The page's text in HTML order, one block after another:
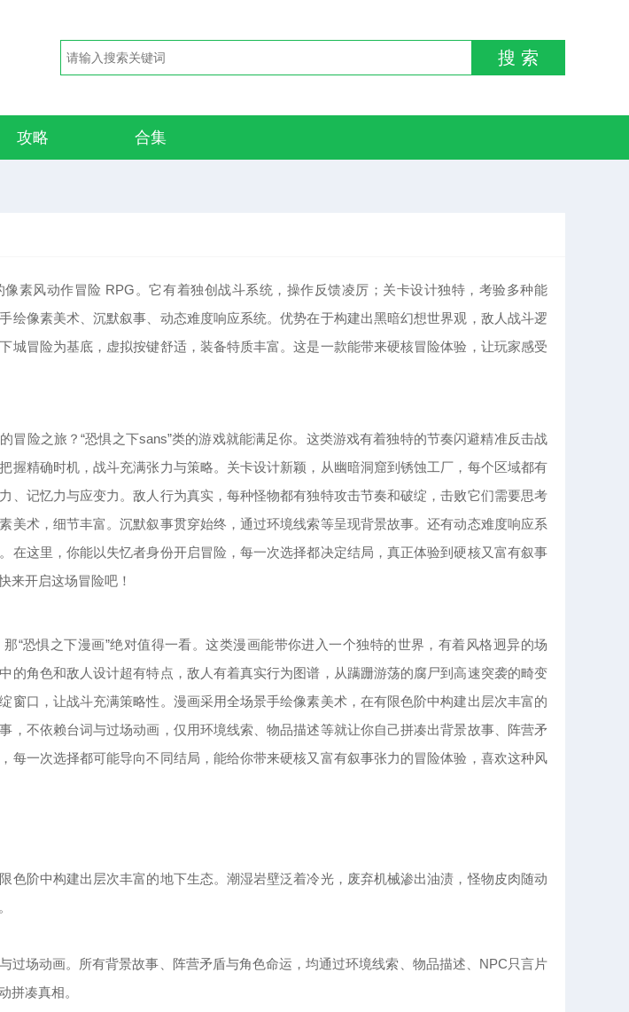
搜 索
攻略 合集
素风动作冒险 RPG。它有着独创战斗系统，操作反馈凌厉；关卡设计独特，考验多种能
绘像素美术、沉默叙事、动态难度响应系统。优势在于构建出黑暗幻想世界观，敌人战斗逻
城冒险为基底，虚拟按键舒适，装备特质丰富。这是一款能带来硬核冒险体验，让玩家感受
冒险之旅？“恐惧之下sans”类的游戏就能满足你。这类游戏有着独特的节奏闪避精准反击战
握精确时机，战斗充满张力与策略。关卡设计新颖，从幽暗洞窟到锈蚀工厂，每个区域都有
、记忆力与应变力。敌人行为真实，每种怪物都有独特攻击节奏和破绽，击败它们需要思考
美术，细节丰富。沉默叙事贯穿始终，通过环境线索等呈现背景故事。还有动态难度响应系
在这里，你能以失忆者身份开启冒险，每一次选择都决定结局，真正体验到硬核又富有叙事
来开启这场冒险吧！
“恐惧之下漫画”绝对值得一看。这类漫画能带你进入一个独特的世界，有着风格迥异的场
的角色和敌人设计超有特点，敌人有着真实行为图谱，从蹒跚游荡的腐尸到高速突袭的畸变
窗口，让战斗充满策略性。漫画采用全场景手绘像素美术，在有限色阶中构建出层次丰富的
，不依赖台词与过场动画，仅用环境线索、物品描述等就让你自己拼凑出背景故事、阵营矛
每一次选择都可能导向不同结局，能给你带来硬核又富有叙事张力的冒险体验，喜欢这种风
色阶中构建出层次丰富的地下生态。潮湿岩壁泛着冷光，废弃机械渗出油渍，怪物皮肉随动
过场动画。所有背景故事、阵营矛盾与角色命运，均通过环境线索、物品描述、NPC只言片
拼凑真相。